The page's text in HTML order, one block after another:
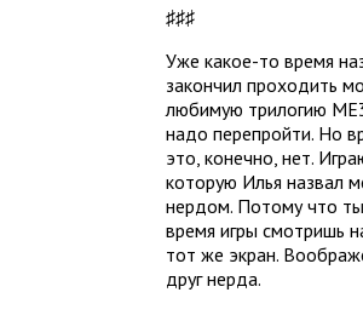
♯♯♯
Уже какое-то время
закончил проходить
любимую трилогию
надо перепройти. Но
это, конечно, нет.
которую Илья назвал
нердом. Потому что
время игры смотришь
тот же экран.
друг нерда.